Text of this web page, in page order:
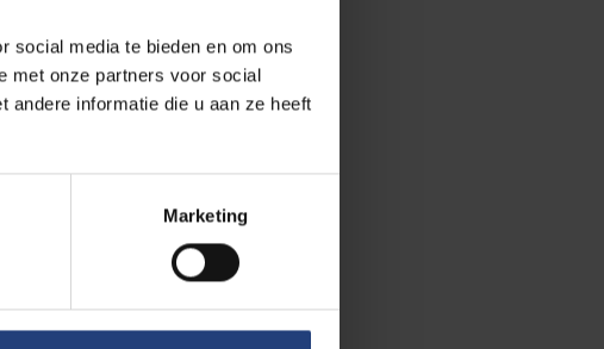
social media te bieden en om ons
met onze partners voor social
andere informatie die u aan ze heeft
Marketing
onderscheidt is